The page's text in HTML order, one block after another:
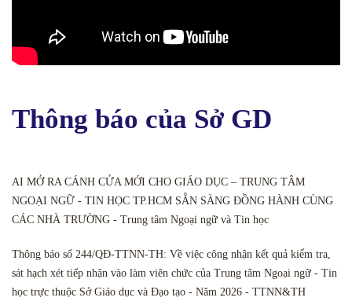
Thông báo của Sở GD
AI MỞ RA CÁNH CỬA MỚI CHO GIÁO DỤC – TRUNG TÂM
NGOẠI NGỮ - TIN HỌC TP.HCM SẴN SÀNG ĐỒNG HÀNH CÙNG
CÁC NHÀ TRƯỜNG - Trung tâm Ngoại ngữ và Tin học
Thông báo số 244/QĐ-TTNN-TH: Về việc công nhận kết quả kiểm tra,
sát hạch xét tiếp nhận vào làm viên chức của Trung tâm Ngoại ngữ - Tin
học trực thuộc Sở Giáo dục và Đạo tạo - Năm 2026 - TTNN&TH